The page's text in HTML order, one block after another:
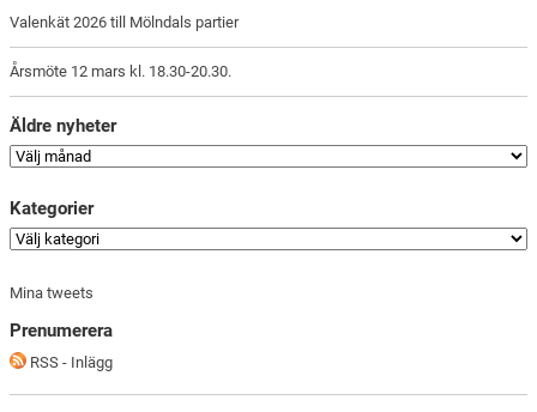
Valenkät 2026 till Mölndals partier
Årsmöte 12 mars kl. 18.30-20.30.
Äldre nyheter
Kategorier
Mina tweets
Prenumerera
RSS - Inlägg